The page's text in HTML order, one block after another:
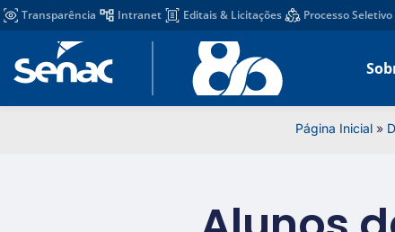
Transparência Intranet Editais & Licitações Processo Seletivo
Página Inicial»